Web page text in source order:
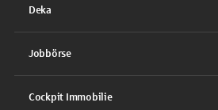
Deka
Jobbörse
Cockpit Immobilie